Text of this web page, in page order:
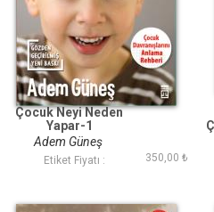
Çocuk Neyi Neden
Yapar-1
Adem Güneş
Etiket Fiyatı : 350,00 ₺